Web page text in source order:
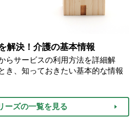
解決！介護の基本情報
らサービスの利用方法を詳細解
き、知っておきたい基本的な情報
ーズの一覧を見る